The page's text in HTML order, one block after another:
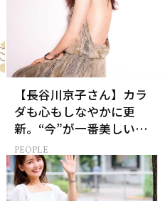
【長谷川京子さん】カラ
ダも心もしなやかに更
新。“今”が一番美しい
［特別画像集］
PEOPLE